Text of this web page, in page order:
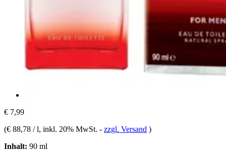
€ 7,99
(€ 88,78 / l, inkl. 20% MwSt. - zzgl. Versand )
Inhalt: 90 ml